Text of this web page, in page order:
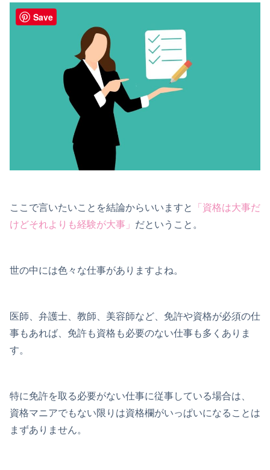
ここで言いたいことを結論からいいますと
「資格は大事だ
けどそれよりも経験が大事」 だということ。
世の中には色々な仕事がありますよね。
医師、弁護士、教師、美容師など、免許や資格が必須の仕
事もあれば、免許も資格も必要のない仕事も多くありま
す。
特に免許を取る必要がない仕事に従事している場合は、
資格マニアでもない限りは資格欄がいっぱいになることは
まずありません。
Save